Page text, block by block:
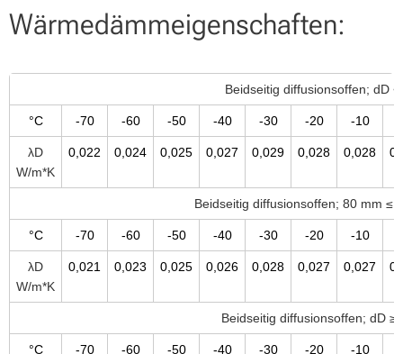
Wärmedämmeigenschaften:
Beidseitig diffusionsoffen; dD
°C -70 -60 -50 -40 -30 -20 -10
λD
W/m*K
0,022 0,024 0,025 0,027 0,029 0,028 0,028
Beidseitig diffusionsoffen; 80 mm ≤
°C -70 -60 -50 -40 -30 -20 -10
λD
W/m*K
0,021 0,023 0,025 0,026 0,028 0,027 0,027
Beidseitig diffusionsoffen; dD ≥
°C -70 -60 -50 -40 -30 -20 -10